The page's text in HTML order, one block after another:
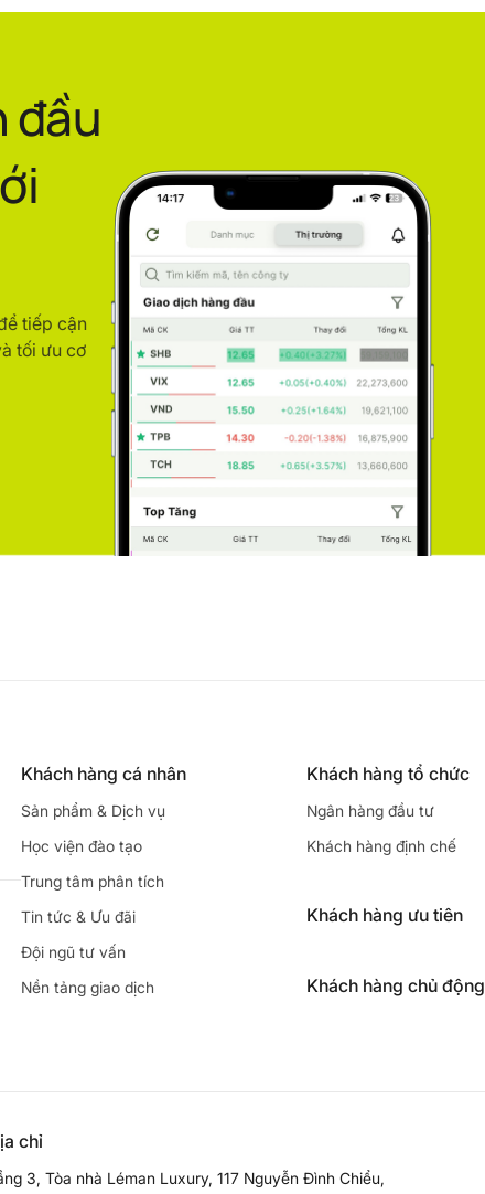
đầu
tiếp cận
tối ưu cơ
Khách hàng cá nhân
Sản phẩm & Dịch vụ
Học viện đào tạo
Trung tâm phân tích
Tin tức & Ưu đãi
Đội ngũ tư vấn
Nền tảng giao dịch
Khách hàng tổ chức
Ngân hàng đầu tư
Khách hàng định chế
Khách hàng ưu tiên
Khách hàng chủ động
chỉ
3, Tòa nhà Léman Luxury, 117 Nguyễn Đình Chiểu,